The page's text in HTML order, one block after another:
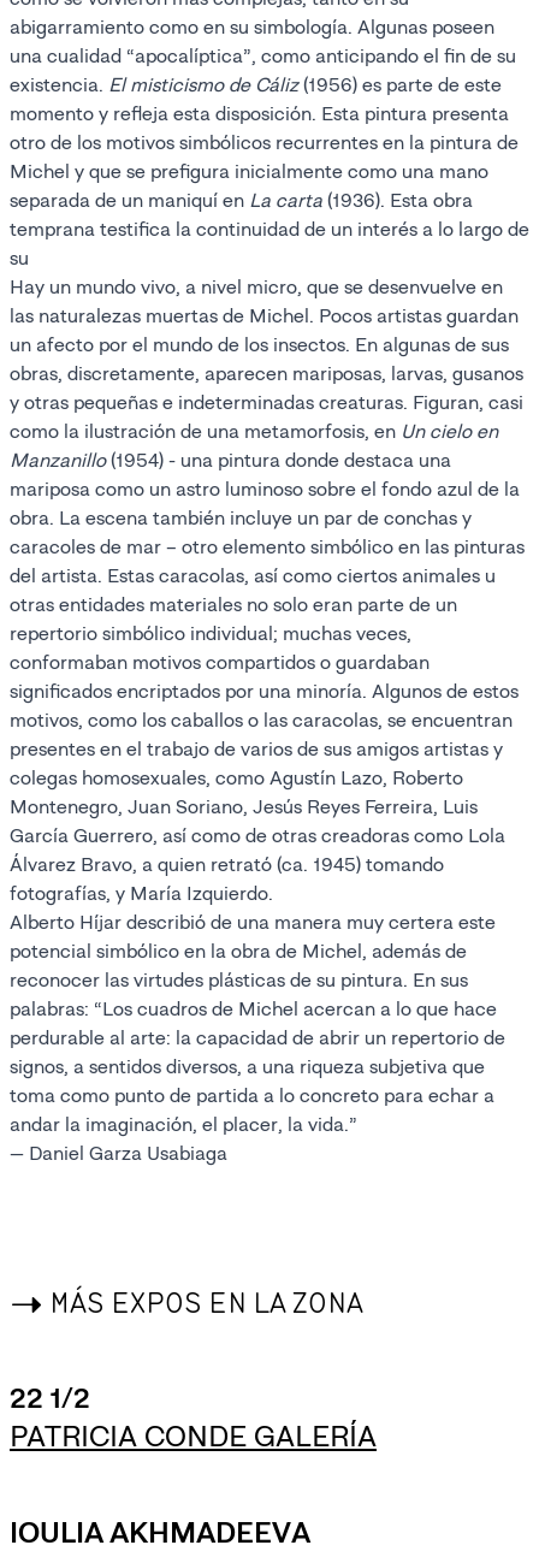
abigarramiento como en su simbología. Algunas poseen
una cualidad “apocalíptica”, como anticipando el fin de su
existencia. El misticismo de Cáliz(1956) es parte de este
momento y refleja esta disposición. Esta pintura presenta
otro de los motivos simbólicos recurrentes en la pintura de
Michel y que se prefigura inicialmente como una mano
separada de un maniquí en La carta (1936). Esta obra
temprana testifica la continuidad de un interés a lo largo de
su
Hay un mundo vivo, a nivel micro, que se desenvuelve en
las naturalezas muertas de Michel. Pocos artistas guardan
un afecto por el mundo de los insectos. En algunas de sus
obras, discretamente, aparecen mariposas, larvas, gusanos
y otras pequeñas e indeterminadas creaturas. Figuran, casi
como la ilustración de una metamorfosis, en Un cielo en
Manzanillo(1954) - una pintura donde destaca una
mariposa como un astro luminoso sobre el fondo azul de la
obra. La escena también incluye un par de conchas y
caracoles de mar – otro elemento simbólico en las pinturas
del artista. Estas caracolas, así como ciertos animales u
otras entidades materiales no solo eran parte de un
repertorio simbólico individual; muchas veces,
conformaban motivos compartidos o guardaban
significados encriptados por una minoría. Algunos de estos
motivos, como los caballos o las caracolas, se encuentran
presentes en el trabajo de varios de sus amigos artistas y
colegas homosexuales, como Agustín Lazo, Roberto
Montenegro, Juan Soriano, Jesús Reyes Ferreira, Luis
García Guerrero, así como de otras creadoras como Lola
Álvarez Bravo, a quien retrató (ca. 1945) tomando
fotografías, y María Izquierdo.
Alberto Híjar describió de una manera muy certera este
potencial simbólico en la obra de Michel, además de
reconocer las virtudes plásticas de su pintura. En sus
palabras: “Los cuadros de Michel acercan a lo que hace
perdurable al arte: la capacidad de abrir un repertorio de
signos, a sentidos diversos, a una riqueza subjetiva que
toma como punto de partida a lo concreto para echar a
andar la imaginación, el placer, la vida.”
— Daniel Garza Usabiaga
-> MÁS EXPOS EN LA ZONA
22 1/2
PATRICIA CONDE GALERÍA
IOULIA AKHMADEEVA